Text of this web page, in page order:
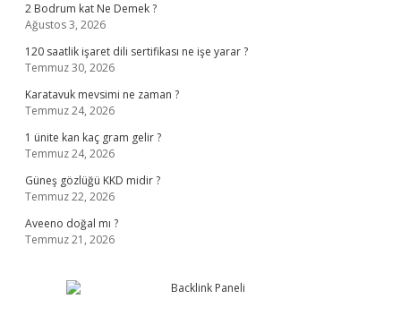
2 Bodrum kat Ne Demek ?
Ağustos 3, 2026
120 saatlik işaret dili sertifikası ne işe yarar ?
Temmuz 30, 2026
Karatavuk mevsimi ne zaman ?
Temmuz 24, 2026
1 ünite kan kaç gram gelir ?
Temmuz 24, 2026
Güneş gözlüğü KKD midir ?
Temmuz 22, 2026
Aveeno doğal mı ?
Temmuz 21, 2026